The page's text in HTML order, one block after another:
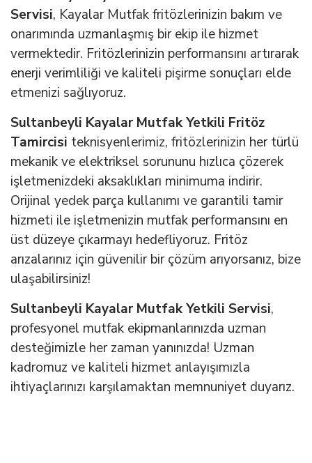
Servisi, Kayalar Mutfak fritözlerinizin bakım ve
onarımında uzmanlaşmış bir ekip ile hizmet
vermektedir. Fritözlerinizin performansını artırarak
enerji verimliliği ve kaliteli pişirme sonuçları elde
etmenizi sağlıyoruz.
Sultanbeyli Kayalar Mutfak Yetkili Fritöz
Tamircisi teknisyenlerimiz, fritözlerinizin her türlü
mekanik ve elektriksel sorununu hızlıca çözerek
işletmenizdeki aksaklıkları minimuma indirir.
Orijinal yedek parça kullanımı ve garantili tamir
hizmeti ile işletmenizin mutfak performansını en
üst düzeye çıkarmayı hedefliyoruz. Fritöz
arızalarınız için güvenilir bir çözüm arıyorsanız, bize
ulaşabilirsiniz!
Sultanbeyli Kayalar Mutfak Yetkili Servisi,
profesyonel mutfak ekipmanlarınızda uzman
desteğimizle her zaman yanınızda! Uzman
kadromuz ve kaliteli hizmet anlayışımızla
ihtiyaçlarınızı karşılamaktan memnuniyet duyarız.